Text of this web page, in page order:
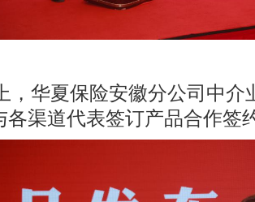
，华夏保险安徽分公司中介
各渠道代表签订产品合作签